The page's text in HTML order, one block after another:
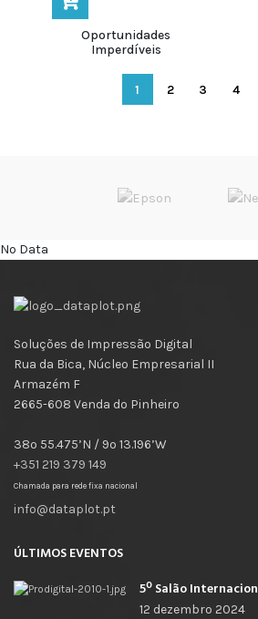
Oportunidades
Imperdíveis
1 2 3 4
No Data
Soluções de Impressão Digital
Rua da Bica, Núcleo Empresarial II
Armazém F
2665-608 Venda do Pinheiro
38º 55.475’N / 9º 13.196’W
+351 219 379 149
Chamada para rede fixa nacional
info@dataplot.pt
ÚLTIMOS EVENTOS
12 dezembro 2024